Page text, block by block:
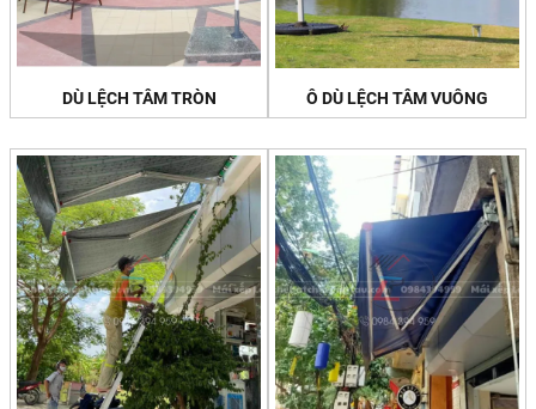
DÙ LỆCH TÂM TRÒN Ô DÙ LỆCH TÂM VUÔNG